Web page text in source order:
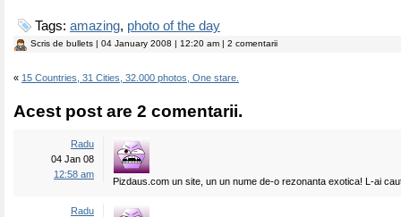
Tags: amazing, photo of the day
Scris de bullets | 04 January 2008 | 12:20 am | 2 comentarii
« 15 Countries, 31 Cities, 32.000 photos, One stare.
Acest post are 2 comentarii.
Radu
04 Jan 08
12:58 am
Pizdaus.com un site, un un nume de-o rezonanta exotica! L-ai
Radu